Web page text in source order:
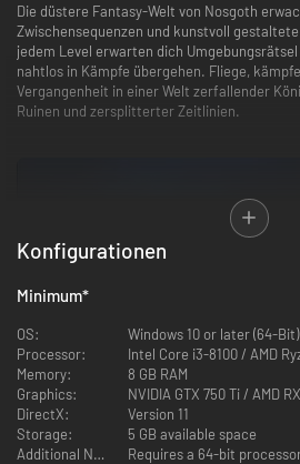
Die düstere Fantasy-Welt von Nosgoth
Zwischensequenzen und kunstvoll
jedem Level erwarten dich
nahtlos in Kämpfe übergehen. Fliege,
Vergangenheit in einer Welt zerfallender
Ruinen und zersplitterter Zeitlinien.
2D-Action-Plattformer
Konfigurationen
Minimum*
OS:
Windows 10 or later (64-Bit)
Processor:
Intel Core i3-8100 / AMD
Memory:
8 GB RAM
Graphics:
NVIDIA GTX 750 Ti / AMD
DirectX:
Version 11
Storage:
5 GB available space
Additional Notes:
Requires a 64-bit